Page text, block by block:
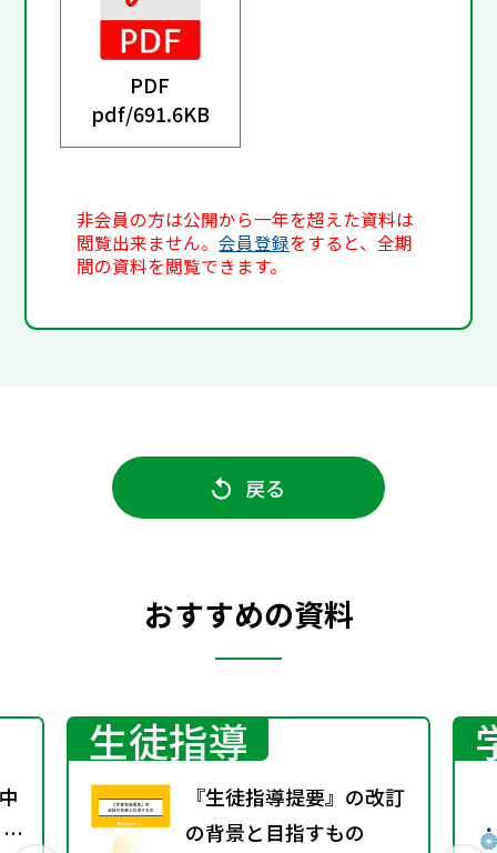
PDF
pdf/691.6KB
非会員の方は公開から一年を超えた資料は
閲覧出来ません。会員登録をすると、全期
間の資料を閲覧できます。
戻る
おすすめの資料
生徒指導
『生徒指導提要』の改訂
の背景と目指すもの